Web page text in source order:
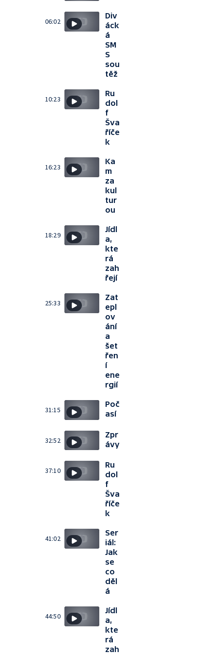
06:02
Div
áck
á
SM
S
sou
těž
10:23
Ru
dol
f
Šva
říče
k
16:23
Ka
m
za
kul
tur
ou
18:29
Jídl
a,
kte
rá
zah
řejí
25:33
Zat
epl
ov
ání
a
šet
řen
í
ene
rgií
31:15
Poč
así
32:52
Zpr
ávy
37:10
Ru
dol
f
Šva
říče
k
41:02
Ser
iál:
Jak
se
co
děl
á
44:50
Jídl
a,
kte
rá
zah